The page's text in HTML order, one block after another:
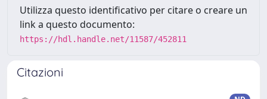
Utilizza questo identificativo per citare o creare un
link a questo documento:
https://hdl.handle.net/11587/452811
Citazioni